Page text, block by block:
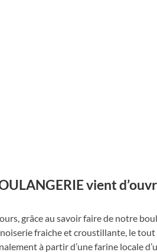
vient
grâce au savoir faire de notre
fraiche et croustillante, le
à partir d’une farine locale